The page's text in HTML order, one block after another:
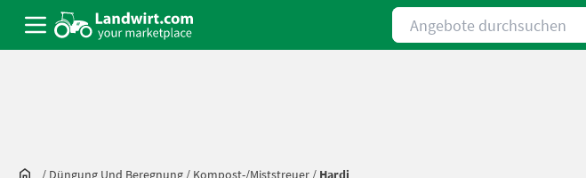
Angebote durchsuchen
/ Düngung Und Beregnung / Kompost-/Miststreuer / Hardi